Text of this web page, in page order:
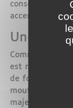
accentuer la
Une loi
Comme
est marquée
de foyers
mouton pour
majeure.